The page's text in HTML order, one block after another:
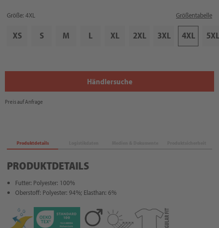
Größe: 4XL Größentabelle
XS S M L XL 2XL 3XL 4XL 5XL
Händlersuche
Preis auf Anfrage
Produktdetails
PRODUKTDETAILS
Futter: Polyester: 100%
Oberstoff: Polyester: 94%; Elasthan: 6%